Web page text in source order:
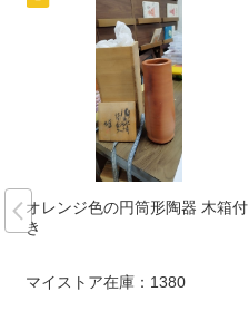
オレンジ色の円筒形陶器 木箱付
き
マイストア在庫： 1380